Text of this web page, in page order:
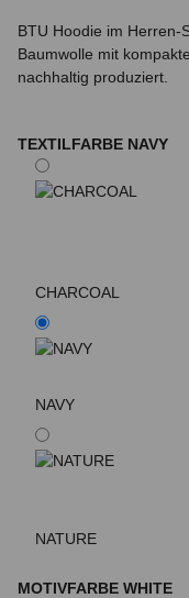
BTU Hoodie im Herren-
Baumwolle mit
nachhaltig produziert.
TEXTILFARBE NAVY
CHARCOAL
NAVY
NATURE
MOTIVFARBE WHITE